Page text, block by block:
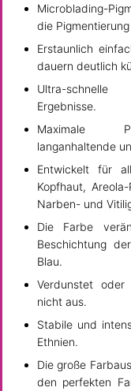
Microblading-
die
Erstaunlich
dauern deutlich
Ultra-
Ergebnisse.
Maximale
langanhaltende
Entwickelt für
Kopfhaut,
Narben- und
Die Farbe
Beschichtung
Blau.
Verdunstet
nicht aus.
Stabile und
Ethnien.
Die große
den perfekten